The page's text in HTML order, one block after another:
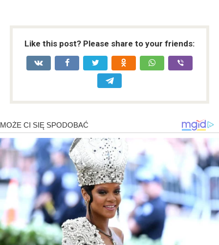
Like this post? Please share to your friends: